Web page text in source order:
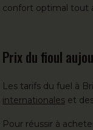
confort optimal tout
Prix du fioul
Les tarifs du fuel à
internationales et
Pour réussir à